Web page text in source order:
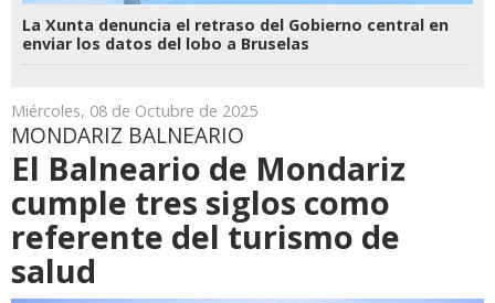
La Xunta denuncia el retraso del Gobierno central en
enviar los datos del lobo a Bruselas
Miércoles, 08 de Octubre de 2025
MONDARIZ BALNEARIO
El Balneario de Mondariz
cumple tres siglos como
referente del turismo de
salud